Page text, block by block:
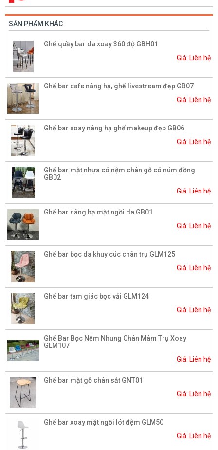
SẢN PHẨM KHÁC
Ghế quầy bar da xoay 360 độ GBH01
Giá: Liên hệ
Ghế bar cafe nâng hạ, ghế livestream đẹp GB07​
Giá: Liên hệ
Ghế bar xoay nâng hạ ghế makeup đẹp GB06
Giá: Liên hệ
Ghế bar mặt nhựa có nệm chân gỗ có núm đồng
GB02
Giá: Liên hệ
Ghế bar nâng hạ mặt ngồi da GB01
Giá: Liên hệ
Ghế bar bọc da khuy cúc chân trụ GLM125
Giá: Liên hệ
Ghế bar tam giác bọc vải GLM124
Giá: Liên hệ
Ghế Bar Bọc Nệm Nhung Chân Mâm Trụ Xoay
GLM107
Giá: Liên hệ
Ghế bar mặt gỗ chân sắt GNT01
Giá: Liên hệ
Ghế bar xoay mặt ngồi lót đệm GLM50
Giá: Liên hệ